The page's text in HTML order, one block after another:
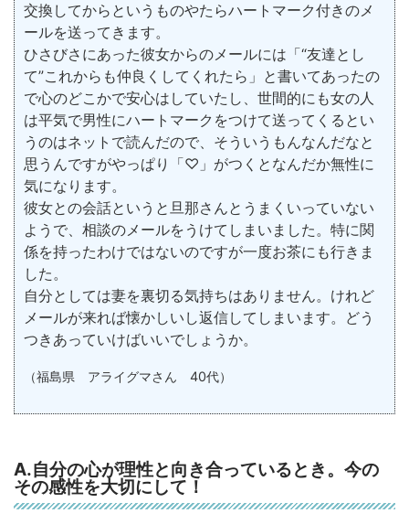
交換してからというものやたらハートマーク付きのメ
ールを送ってきます。
ひさびさにあった彼女からのメールには「“友達とし
て”これからも仲良くしてくれたら」と書いてあったの
で心のどこかで安心はしていたし、世間的にも女の人
は平気で男性にハートマークをつけて送ってくるとい
うのはネットで読んだので、そういうもんなんだなと
思うんですがやっぱり「♡」がつくとなんだか無性に
気になります。
彼女との会話というと旦那さんとうまくいっていない
ようで、相談のメールをうけてしまいました。特に関
係を持ったわけではないのですが一度お茶にも行きま
した。
自分としては妻を裏切る気持ちはありません。けれど
メールが来れば懐かしいし返信してしまいます。どう
つきあっていけばいいでしょうか。
（福島県 アライグマさん 40代）
A.自分の心が理性と向き合っているとき。今の
その感性を大切にして！